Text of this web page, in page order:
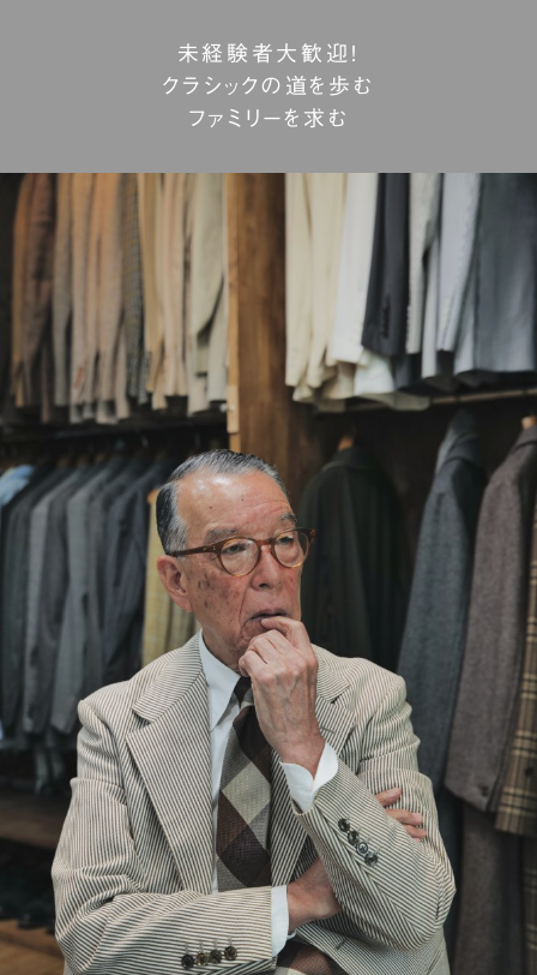
未経験者大歓迎！
クラシックの道を歩む
ファミリーを求む